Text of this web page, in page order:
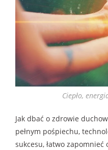
Ciepło,
Jak dbać o zdrowie
pełnym pośpiechu,
sukcesu, łatwo